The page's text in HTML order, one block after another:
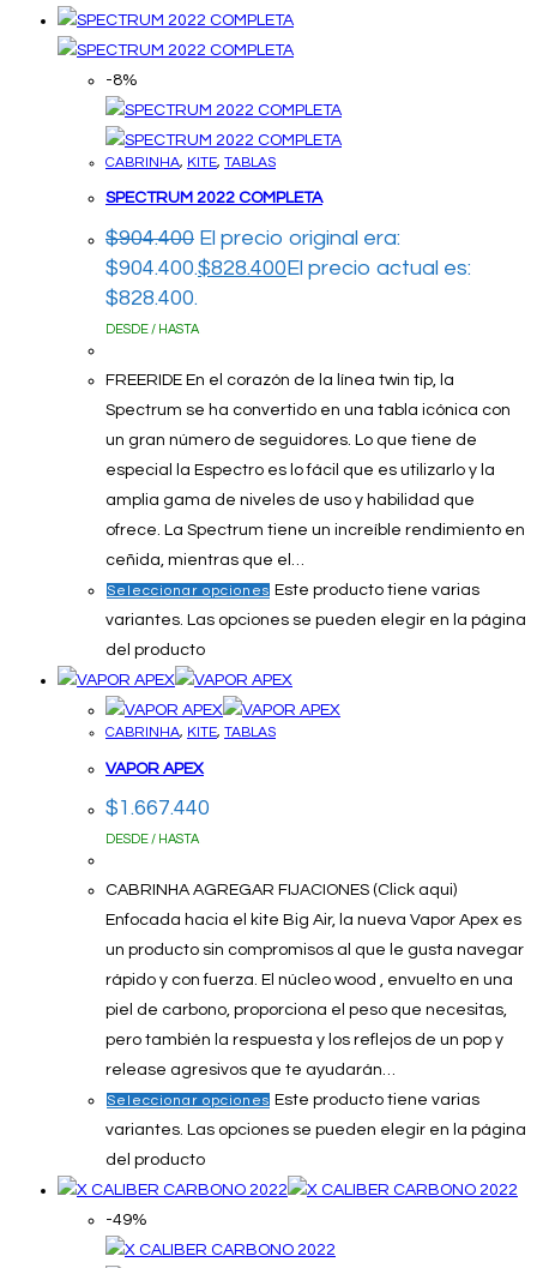
-8%
CABRINHA, KITE, TABLAS
SPECTRUM 2022 COMPLETA
$904.400 El precio original era:
$904.400.$828.400El precio actual es:
$828.400.
DESDE / HASTA
FREERIDE En el corazón de la línea twin tip, la
Spectrum se ha convertido en una tabla icónica con
un gran número de seguidores. Lo que tiene de
especial la Espectro es lo fácil que es utilizarlo y la
amplia gama de niveles de uso y habilidad que
ofrece. La Spectrum tiene un increíble rendimiento en
ceñida, mientras que el…
Seleccionar opciones Este producto tiene varias
variantes. Las opciones se pueden elegir en la página
del producto
CABRINHA, KITE, TABLAS
VAPOR APEX
$1.667.440
DESDE / HASTA
CABRINHA AGREGAR FIJACIONES (Click aqui)
Enfocada hacia el kite Big Air, la nueva Vapor Apex es
un producto sin compromisos al que le gusta navegar
rápido y con fuerza. El núcleo wood , envuelto en una
piel de carbono, proporciona el peso que necesitas,
pero también la respuesta y los reflejos de un pop y
release agresivos que te ayudarán…
Seleccionar opciones Este producto tiene varias
variantes. Las opciones se pueden elegir en la página
del producto
-49%